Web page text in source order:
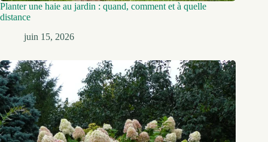
Planter une haie au jardin : quand, comment et à quelle
distance
juin 15, 2026